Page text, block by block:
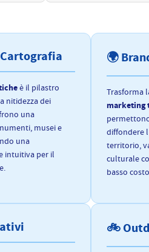
è il pilastro
nitidezza dei
una
musei e
una
intuitiva per il
🌍
Trasforma
diffondere
territorio,
culturale
basso
🚲